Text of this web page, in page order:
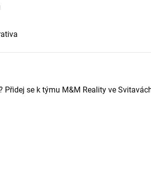
se k týmu M&M Reality ve